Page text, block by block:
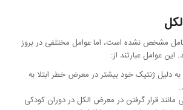
مشخص نشده است، اما عوامل مختلفی در بروز
عوامل عبارتند از:
به دلیل ژنتیک خود بیشتر در معرض خطر ابتلا به
قرار گرفتن در معرض الکل در دوران کودکی